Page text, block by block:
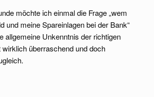
möchte ich einmal die Frage „wem
und meine Spareinlagen bei der Bank“
allgemeine Unkenntnis der richtigen
überraschend und doch